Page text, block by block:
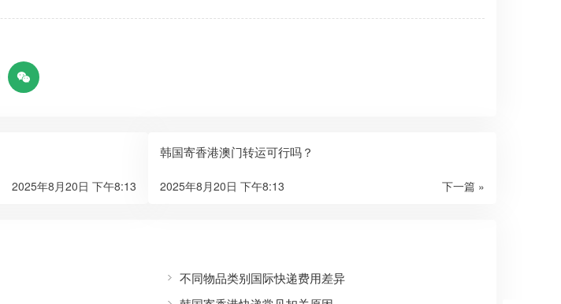
2025年8月20日 下午8:13
韩国寄香港澳门转运可行吗？
下一篇 »
2025年8月20日 下午8:13
不同物品类别国际快递费用差异